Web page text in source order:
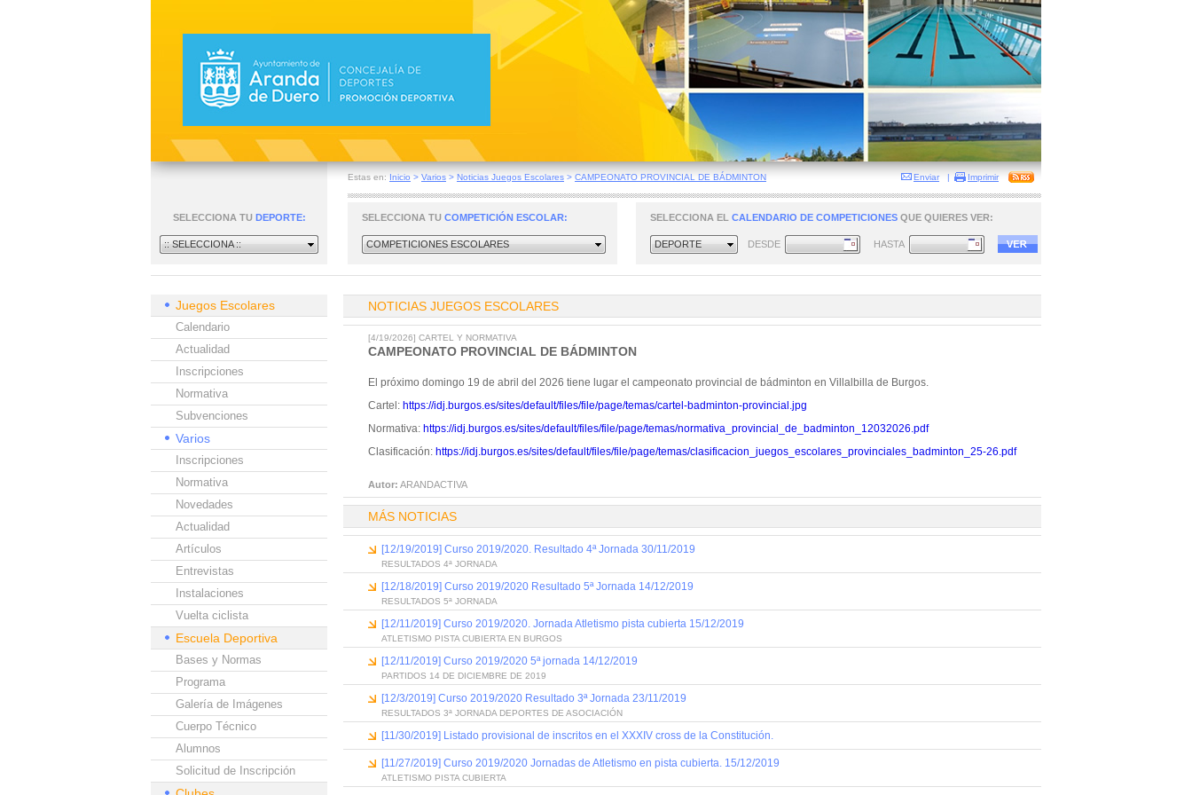
Estas en: Inicio > Varios > Noticias Juegos Escolares > CAMPEONATO PROVINCIAL DE BÁDMINTON Enviar | Imprimir
SELECCIONA TU DEPORTE:
:: SELECCIONA ::
SELECCIONA TU COMPETICIÓN ESCOLAR:
COMPETICIONES ESCOLARES
SELECCIONA EL CALENDARIO DE COMPETICIONES QUE QUIERES VER:
DEPORTE DESDE HASTA
Juegos Escolares
Calendario
Actualidad
Inscripciones
Normativa
Subvenciones
Varios
Inscripciones
Normativa
Novedades
Actualidad
Artículos
Entrevistas
Instalaciones
Vuelta ciclista
Escuela Deportiva
Bases y Normas
Programa
Galería de Imágenes
Cuerpo Técnico
Alumnos
Solicitud de Inscripción
NOTICIAS JUEGOS ESCOLARES
[4/19/2026] CARTEL Y NORMATIVA
CAMPEONATO PROVINCIAL DE BÁDMINTON
El próximo domingo 19 de abril del 2026 tiene lugar el campeonato provincial de bádminton en Villalbilla de Burgos.
Cartel: https://idj.burgos.es/sites/default/files/file/page/temas/cartel-badminton-provincial.jpg
Normativa: https://idj.burgos.es/sites/default/files/file/page/temas/normativa_provincial_de_badminton_12032026.pdf
Clasificación: https://idj.burgos.es/sites/default/files/file/page/temas/clasificacion_juegos_escolares_provinciales_badminton_25-26.pdf
Autor: ARANDACTIVA
MÁS NOTICIAS
[12/19/2019] Curso 2019/2020. Resultado 4ª Jornada 30/11/2019
RESULTADOS 4ª JORNADA
[12/18/2019] Curso 2019/2020 Resultado 5ª Jornada 14/12/2019
RESULTADOS 5ª JORNADA
[12/11/2019] Curso 2019/2020. Jornada Atletismo pista cubierta 15/12/2019
ATLETISMO PISTA CUBIERTA EN BURGOS
[12/11/2019] Curso 2019/2020 5ª jornada 14/12/2019
PARTIDOS 14 DE DICIEMBRE DE 2019
[12/3/2019] Curso 2019/2020 Resultado 3ª Jornada 23/11/2019
RESULTADOS 3ª JORNADA DEPORTES DE ASOCIACIÓN
[11/30/2019] Listado provisional de inscritos en el XXXIV cross de la Constitución.
[11/27/2019] Curso 2019/2020 Jornadas de Atletismo en pista cubierta. 15/12/2019
ATLETISMO PISTA CUBIERTA